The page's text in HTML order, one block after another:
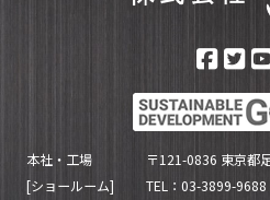
本社・工場
[ショールーム]
〒121-0836 東京都
TEL：03-3899-